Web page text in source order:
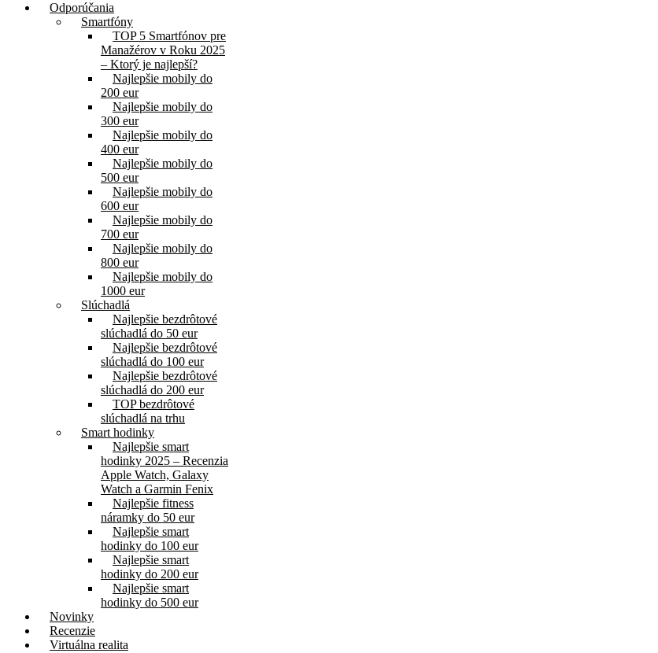
Odporúčania
Smartfóny
TOP 5 Smartfónov pre
Manažérov v Roku 2025
– Ktorý je najlepší?
Najlepšie mobily do
200 eur
Najlepšie mobily do
300 eur
Najlepšie mobily do
400 eur
Najlepšie mobily do
500 eur
Najlepšie mobily do
600 eur
Najlepšie mobily do
700 eur
Najlepšie mobily do
800 eur
Najlepšie mobily do
1000 eur
Slúchadlá
Najlepšie bezdrôtové
slúchadlá do 50 eur
Najlepšie bezdrôtové
slúchadlá do 100 eur
Najlepšie bezdrôtové
slúchadlá do 200 eur
TOP bezdrôtové
slúchadlá na trhu
Smart hodinky
Najlepšie smart
hodinky 2025 – Recenzia
Apple Watch, Galaxy
Watch a Garmin Fenix
Najlepšie fitness
náramky do 50 eur
Najlepšie smart
hodinky do 100 eur
Najlepšie smart
hodinky do 200 eur
Najlepšie smart
hodinky do 500 eur
Novinky
Recenzie
Virtuálna realita